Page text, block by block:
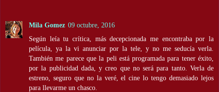
Mila Gomez 09 octubre, 2016
Según leía tu crítica, más decepcionada me encontraba por la
película, ya la vi anunciar por la tele, y no me seducía verla.
También me parece que la peli está programada para tener éxito,
por la publicidad dada, y creo que no será para tanto. Verla de
estreno, seguro que no la veré, el cine lo tengo demasiado lejos
para llevarme un chasco.